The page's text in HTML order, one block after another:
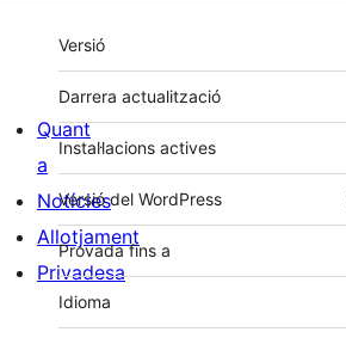
Meta
Versió
Darrera actualització
Instal·lacions actives
Versió del WordPress
Provada fins a
Idioma
Quant
a
Notícies
Allotjament
Privadesa